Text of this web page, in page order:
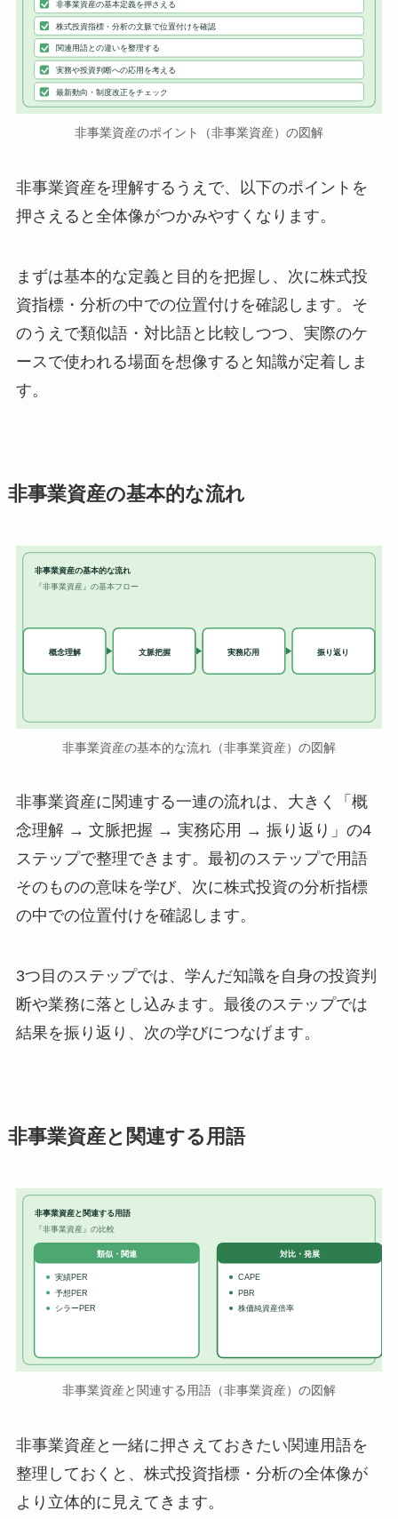
非事業資産の基本定義を押さえる
株式投資指標・分析の文脈で位置付けを確認
関連用語との違いを整理する
実務や投資判断への応用を考える
最新動向・制度改正をチェック
非事業資産のポイント（非事業資産）の図解
非事業資産を理解するうえで、以下のポイントを
押さえると全体像がつかみやすくなります。
まずは基本的な定義と目的を把握し、次に株式投
資指標・分析の中での位置付けを確認します。そ
のうえで類似語・対比語と比較しつつ、実際のケ
ースで使われる場面を想像すると知識が定着しま
す。
非事業資産の基本的な流れ
非事業資産の基本的な流れ
『非事業資産』の基本フロー
概念理解 文脈把握 実務応用 振り返り
非事業資産の基本的な流れ（非事業資産）の図解
非事業資産に関連する一連の流れは、大きく「概
念理解 → 文脈把握 → 実務応用 → 振り返り」の4
ステップで整理できます。最初のステップで用語
そのものの意味を学び、次に株式投資の分析指標
の中での位置付けを確認します。
3つ目のステップでは、学んだ知識を自身の投資判
断や業務に落とし込みます。最後のステップでは
結果を振り返り、次の学びにつなげます。
非事業資産と関連する用語
非事業資産と関連する用語
『非事業資産』の比較
類似・関連
実績PER
予想PER
シラーPER
対比・発展
CAPE
PBR
株価純資産倍率
非事業資産と関連する用語（非事業資産）の図解
非事業資産と一緒に押さえておきたい関連用語を
整理しておくと、株式投資指標・分析の全体像が
より立体的に見えてきます。